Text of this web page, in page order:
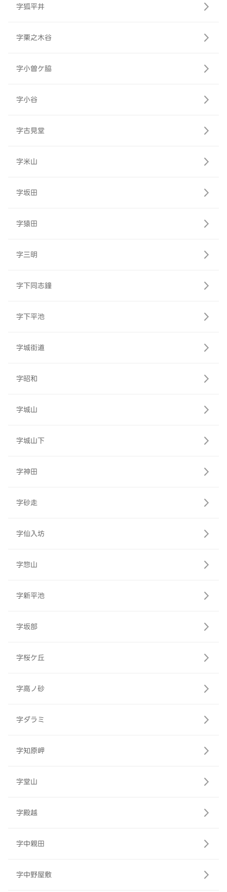
字狐平井
字栗之木谷
字小曽ケ脇
字小谷
字古見堂
字米山
字坂田
字猿田
字三明
字下同志鐘
字下平池
字城街道
字昭和
字城山
字城山下
字神田
字砂走
字仙入坊
字惣山
字新平池
字坂部
字桜ケ丘
字高ノ砂
字ダラミ
字知原岬
字堂山
字殿越
字中親田
字中野屋敷